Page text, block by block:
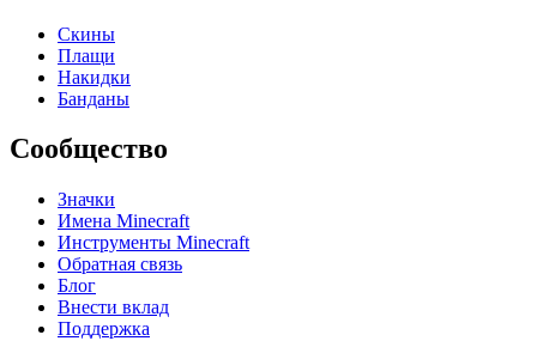
Скины
Плащи
Накидки
Банданы
Сообщество
Значки
Имена Minecraft
Инструменты Minecraft
Обратная связь
Блог
Внести вклад
Поддержка